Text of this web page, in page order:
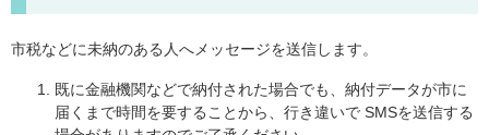
市税などに未納のある人へメッセージを送信します。
既に金融機関などで納付された場合でも、納付データが市に
届くまで時間を要することから、行き違いで SMSを送信する